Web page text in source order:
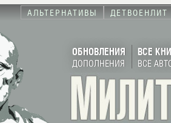
АЛЬТЕРНАТИВЫ ДЕТВОЕНЛИТ
ОБНОВЛЕНИЯ
ДОПОЛНЕНИЯ
ВСЕ
ВСЕ